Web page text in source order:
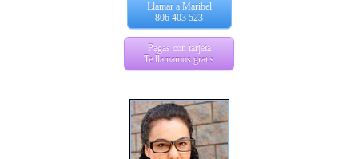
Llamar a Maribel
806 403 523
Pagas con tarjeta
Te llamamos gratis